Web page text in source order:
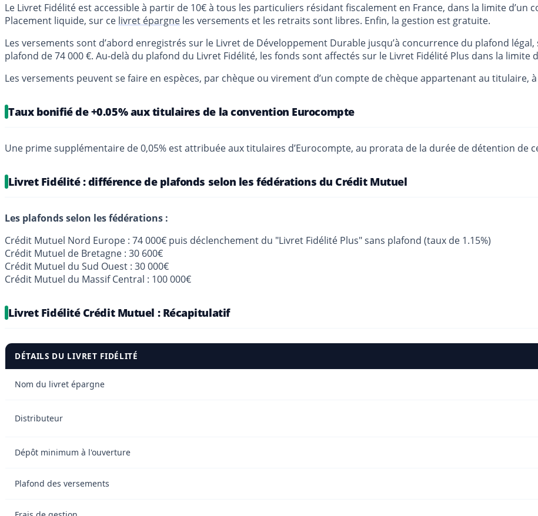
Le Livret Fidélité est accessible à partir de 10€ à tous les particuliers résidant fiscalement en France, dans la limite d’un
Placement liquide, sur ce livret épargne les versements et les retraits sont libres. Enfin, la gestion est gratuite.
Les versements sont d’abord enregistrés sur le Livret de Développement Durable jusqu’à concurrence du plafond
plafond de 74 000 €. Au-delà du plafond du Livret Fidélité, les fonds sont affectés sur le Livret Fidélité Plus dans la limite
Les versements peuvent se faire en espèces, par chèque ou virement d’un compte de chèque appartenant au titulaire,
Taux bonifié de +0.05% aux titulaires de la convention Eurocompte
Une prime supplémentaire de 0,05% est attribuée aux titulaires d’Eurocompte, au prorata de la durée de détention de
Livret Fidélité : différence de plafonds selon les fédérations du Crédit Mutuel
Les plafonds selon les fédérations :
Crédit Mutuel Nord Europe : 74 000€ puis déclenchement du "Livret Fidélité Plus" sans plafond (taux de 1.15%)
Crédit Mutuel de Bretagne : 30 600€
Crédit Mutuel du Sud Ouest : 30 000€
Crédit Mutuel du Massif Central : 100 000€
Livret Fidélité Crédit Mutuel : Récapitulatif
DÉTAILS DU LIVRET FIDÉLITÉ
Nom du livret épargne
Distributeur
Dépôt minimum à l'ouverture
Plafond des versements